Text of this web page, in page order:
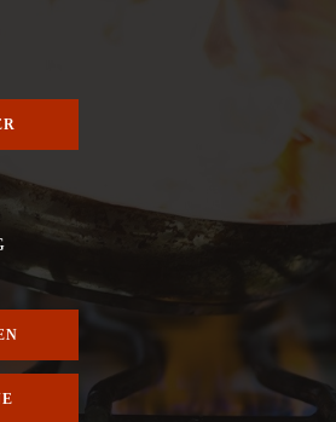
ein neues Fenster))
((öffnet ein neues Fenster))